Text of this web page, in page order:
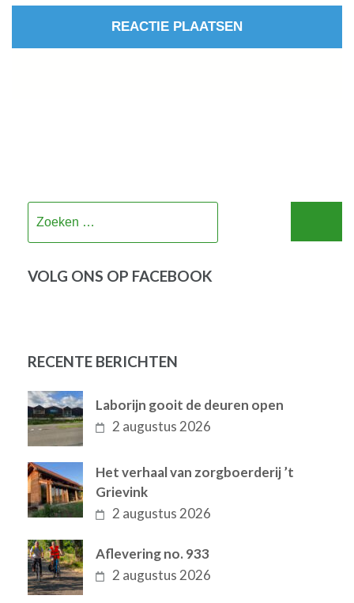
VOLG ONS OP FACEBOOK
RECENTE BERICHTEN
Laborijn gooit de deuren open
2 augustus 2026
Het verhaal van zorgboerderij ’t
Grievink
2 augustus 2026
Aflevering no. 933
2 augustus 2026